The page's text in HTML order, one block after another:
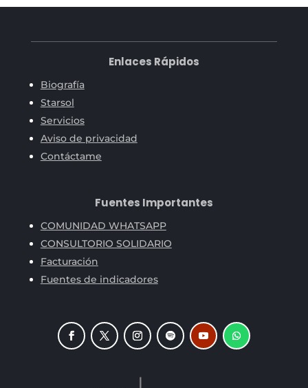
Enlaces Rápidos
Biografía
Starsol
Servicios
Aviso de privacidad
Contáctame
Fuentes Importantes
COMUNIDAD WHATSAPP
CONSULTORIO SOLIDARIO
Facturación
Fuentes de indicadores